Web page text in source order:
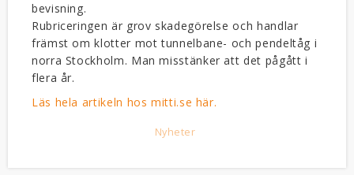
bevisning.
Rubriceringen är grov skadegörelse och handlar
främst om klotter mot tunnelbane- och pendeltåg i
norra Stockholm. Man misstänker att det pågått i
flera år.
Läs hela artikeln hos mitti.se här.
Nyheter